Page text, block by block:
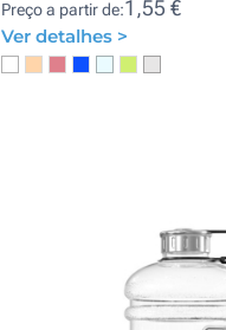
Preço a partir de:1,55 €
Ver detalhes >